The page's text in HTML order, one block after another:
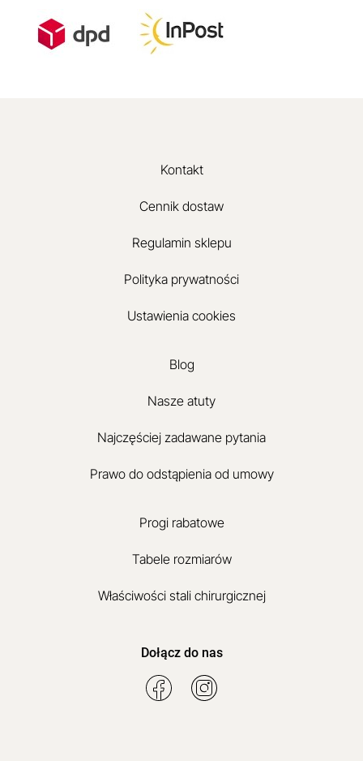
Kontakt
Cennik dostaw
Regulamin sklepu
Polityka prywatności
Ustawienia cookies
Blog
Nasze atuty
Najczęściej zadawane pytania
Prawo do odstąpienia od umowy
Progi rabatowe
Tabele rozmiarów
Właściwości stali chirurgicznej
Dołącz do nas